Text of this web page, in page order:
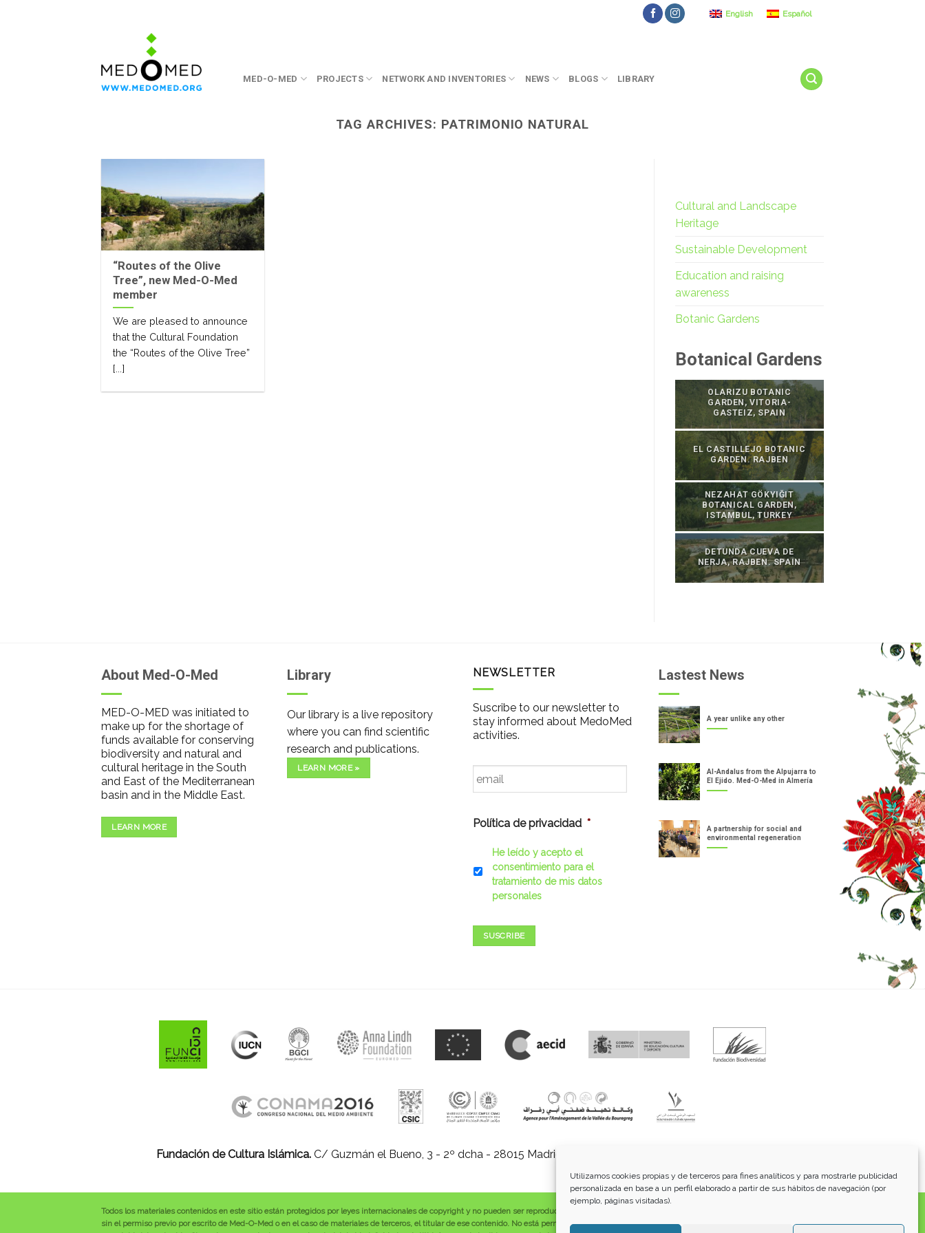
Utilizamos cookies propias y de terceros para fines analíticos y para mostrarle publicidad
personalizada en base a un perfil elaborado a partir de sus hábitos de navegación (por
ejemplo, páginas visitadas).
English Español
MED-O-MED PROJECTS NETWORK AND INVENTORIES NEWS BLOGS LIBRARY
TAG ARCHIVES: PATRIMONIO NATURAL
“Routes of the Olive
Tree”, new Med-O-Med
member
We are pleased to announce
that the Cultural Foundation
the “Routes of the Olive Tree”
[...]
Cultural and Landscape
Heritage
Sustainable Development
Education and raising
awareness
Botanic Gardens
Botanical Gardens
OLARIZU BOTANIC
GARDEN, VITORIA-
GASTEIZ, SPAIN
EL CASTILLEJO BOTANIC
GARDEN. RAJBEN
NEZAHAT GÖKYIĞIT
BOTANICAL GARDEN,
ISTAMBUL, TURKEY
DETUNDA CUEVA DE
NERJA, RAJBEN. SPAIN
About Med-O-Med
MED-O-MED was initiated to
make up for the shortage of
funds available for conserving
biodiversity and natural and
cultural heritage in the South
and East of the Mediterranean
basin and in the Middle East.
LEARN MORE
Library
Our library is a live repository
where you can find scientific
research and publications.
LEARN MORE »
NEWSLETTER
Suscribe to our newsletter to
stay informed about MedoMed
activities.
Email *
Política de privacidad *
He leído y acepto el
consentimiento para el
tratamiento de mis datos
personales
SUSCRIBE
Lastest News
A year unlike any other
Al-Andalus from the Alpujarra to
El Ejido. Med-O-Med in Almería
A partnership for social and
environmental regeneration
Fundación de Cultura Islámica.C/ Guzmán el Bueno, 3 - 2º dcha - 28015 Madrid |
Todos los materiales contenidos en este sitio están protegidos por leyes internacionales de copyright y no pueden ser reproducidos, distribuidos, transmitidos, exhibidos, publicados o retransmitidos
sin el permiso previo por escrito de Med-O-Med o en el caso de materiales de terceros, el titular de ese contenido. No está permitido borrar o alterar ninguna marca, derecho de autor u otro aviso de